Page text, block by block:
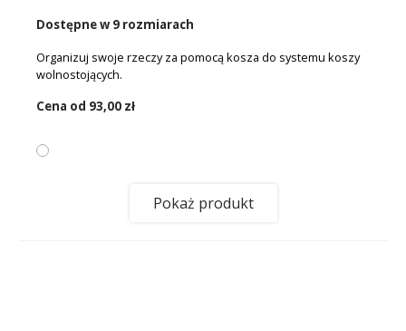
Dostępne w 9 rozmiarach
Organizuj swoje rzeczy za pomocą kosza do systemu koszy
wolnostojących.
Cena od 93,00 zł
Pokaż produkt